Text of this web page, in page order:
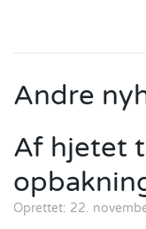
Andre
Af hjetet
Oprettet: 22.